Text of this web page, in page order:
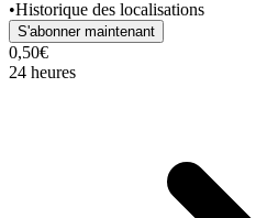
•Historique des localisations
S'abonner maintenant
0,50€
24 heures